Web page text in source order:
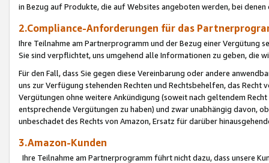
in Bezug auf Produkte, die auf Websites angeboten werden, bei
2.Compliance-Anforderungen für das
Ihre Teilnahme am Partnerprogramm und der Bezug einer Vergütung
Sie sind verpflichtet, uns umgehend alle Informationen zu geben, die
Für den Fall, dass Sie gegen diese Vereinbarung oder andere
uns zur Verfügung stehenden Rechten und Rechtsbehelfen, das
Vergütungen ohne weitere Ankündigung (soweit nach geltendem
entsprechende Vergütungen zu haben) und zwar unabhängig davon,
unbeschadet des Rechts von Amazon, Ersatz für darüber
3.Amazon-Kunden
Ihre Teilnahme am Partnerprogramm führt nicht dazu, dass unsere